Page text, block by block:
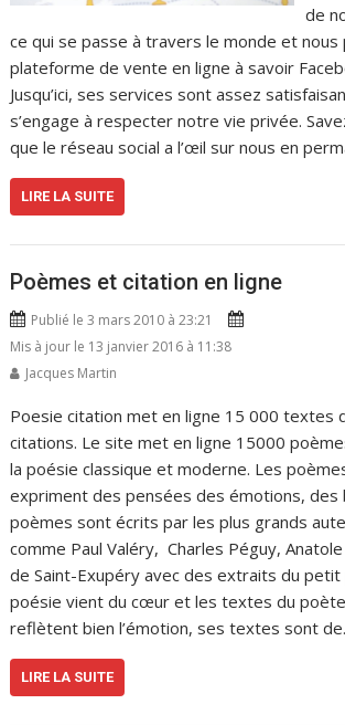
de
ce qui se passe à travers le monde et nous
plateforme de vente en ligne à savoir
Jusqu’ici, ses services sont assez
s’engage à respecter notre vie privée.
que le réseau social a l’œil sur nous en
LIRE LA SUITE
Poèmes et citation en ligne
Publié le 3 mars 2010 à 23:21
Mis à jour le 13 janvier 2016 à 11:38
Jacques Martin
Poesie citation met en ligne 15 000 textes
citations. Le site met en ligne 15000
la poésie classique et moderne. Les
expriment des pensées des émotions, des
poèmes sont écrits par les plus grands
comme Paul Valéry, Charles Péguy,
de Saint-Exupéry avec des extraits du petit
poésie vient du cœur et les textes du
reflètent bien l’émotion, ses textes sont
LIRE LA SUITE